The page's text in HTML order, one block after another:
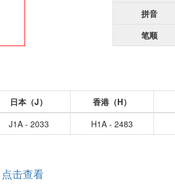
拼音
笔顺
日本（J） 香港（H）
J1A - 2033 H1A - 2483
点击查看